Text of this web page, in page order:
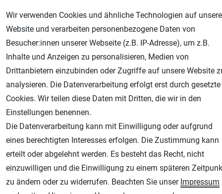
AGB Widerrufsrecht Datenschutz Impressum
Unsere weiteren Shops:
Airbrush-City
Fachhandel für: Airbrushpistolen, Kompressoren, Airbrushfarben
Modellbau-City
Modellbau Shop
Plotter-City
Schneideplotter, Transferpressen, Siebdruck und Plotterfolien
Wir verwenden Cookies und ähnliche Technologien auf
Website und verarbeiten personenbezogene Daten von
Besucher:innen unserer Webseite (z.B. IP-Adresse), um z.B.
Inhalte und Anzeigen zu personalisieren, Medien von
Drittanbietern einzubinden oder Zugriffe auf unsere Website
analysieren. Die Datenverarbeitung erfolgt erst durch gesetzte
Cookies. Wir teilen diese Daten mit Dritten, die wir in den
Einstellungen benennen.
Die Datenverarbeitung kann mit Einwilligung oder aufgrund
eines berechtigten Interesses erfolgen. Die Zustimmung kann
erteilt oder abgelehnt werden. Es besteht das Recht, nicht
einzuwilligen und die Einwilligung zu einem späteren
zu ändern oder zu widerrufen. Beachten Sie unser Impressum